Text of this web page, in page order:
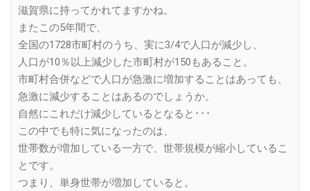
滋賀県に持ってかれてますかね。
またこの5年間で、
全国の1728市町村のうち、実に3/4で人口が減少し、
人口が10％以上減少した市町村が150もあること。
市町村合併などで人口が急激に増加することはあっても、
急激に減少することはあるのでしょうか。
自然にこれだけ減少しているとなると･･･
この中でも特に気になったのは、
世帯数が増加している一方で、世帯規模が縮小しているこ
とです。
つまり、単身世帯が増加していると。